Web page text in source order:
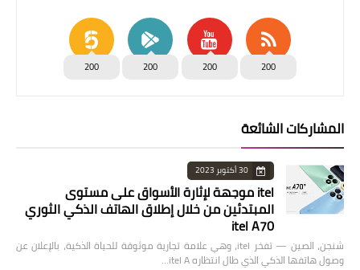
200
200
200
200
المشاركات الشائعة
30 أكتوبر 2023
itel موجهة لإثارة الأسواق على مستوى
المبتدئين من خلال إطلاق الهاتف الذكي الثوري
itel A70
شنجن، الصين — تفخر itel، وهي علامة تجارية موثوقة للحياة الذكية، بالإعلان عن
وصول هاتفها الذكي الذي طال انتظاره itel A…